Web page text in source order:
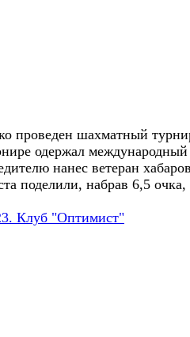
проведен шахматный
одержал
нанес ветеран
поделили, набрав 6,5
Клуб "Оптимист"